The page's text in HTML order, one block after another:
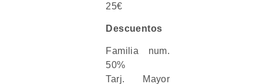
25€
Descuentos
Familia num.
50%
Tarj. Mayor